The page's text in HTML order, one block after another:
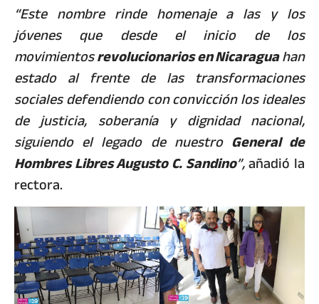
“Este nombre rinde homenaje a las y los
jóvenes que desde el inicio de los
movimientosrevolucionarios en Nicaraguahan
estado al frente de las transformaciones
sociales defendiendo con convicción los ideales
de justicia, soberanía y dignidad nacional,
siguiendo el legado de nuestro General de
Hombres Libres Augusto C. Sandino”,añadió la
rectora.